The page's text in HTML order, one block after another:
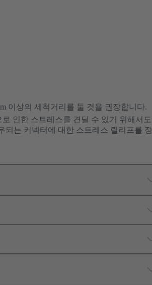
이상의 세척거리를 둘 것을 권장합니다.
인한 스트레스를 견딜 수 있기 위해서도
되는 커넥터에 대한 스트레스 릴리프를 정